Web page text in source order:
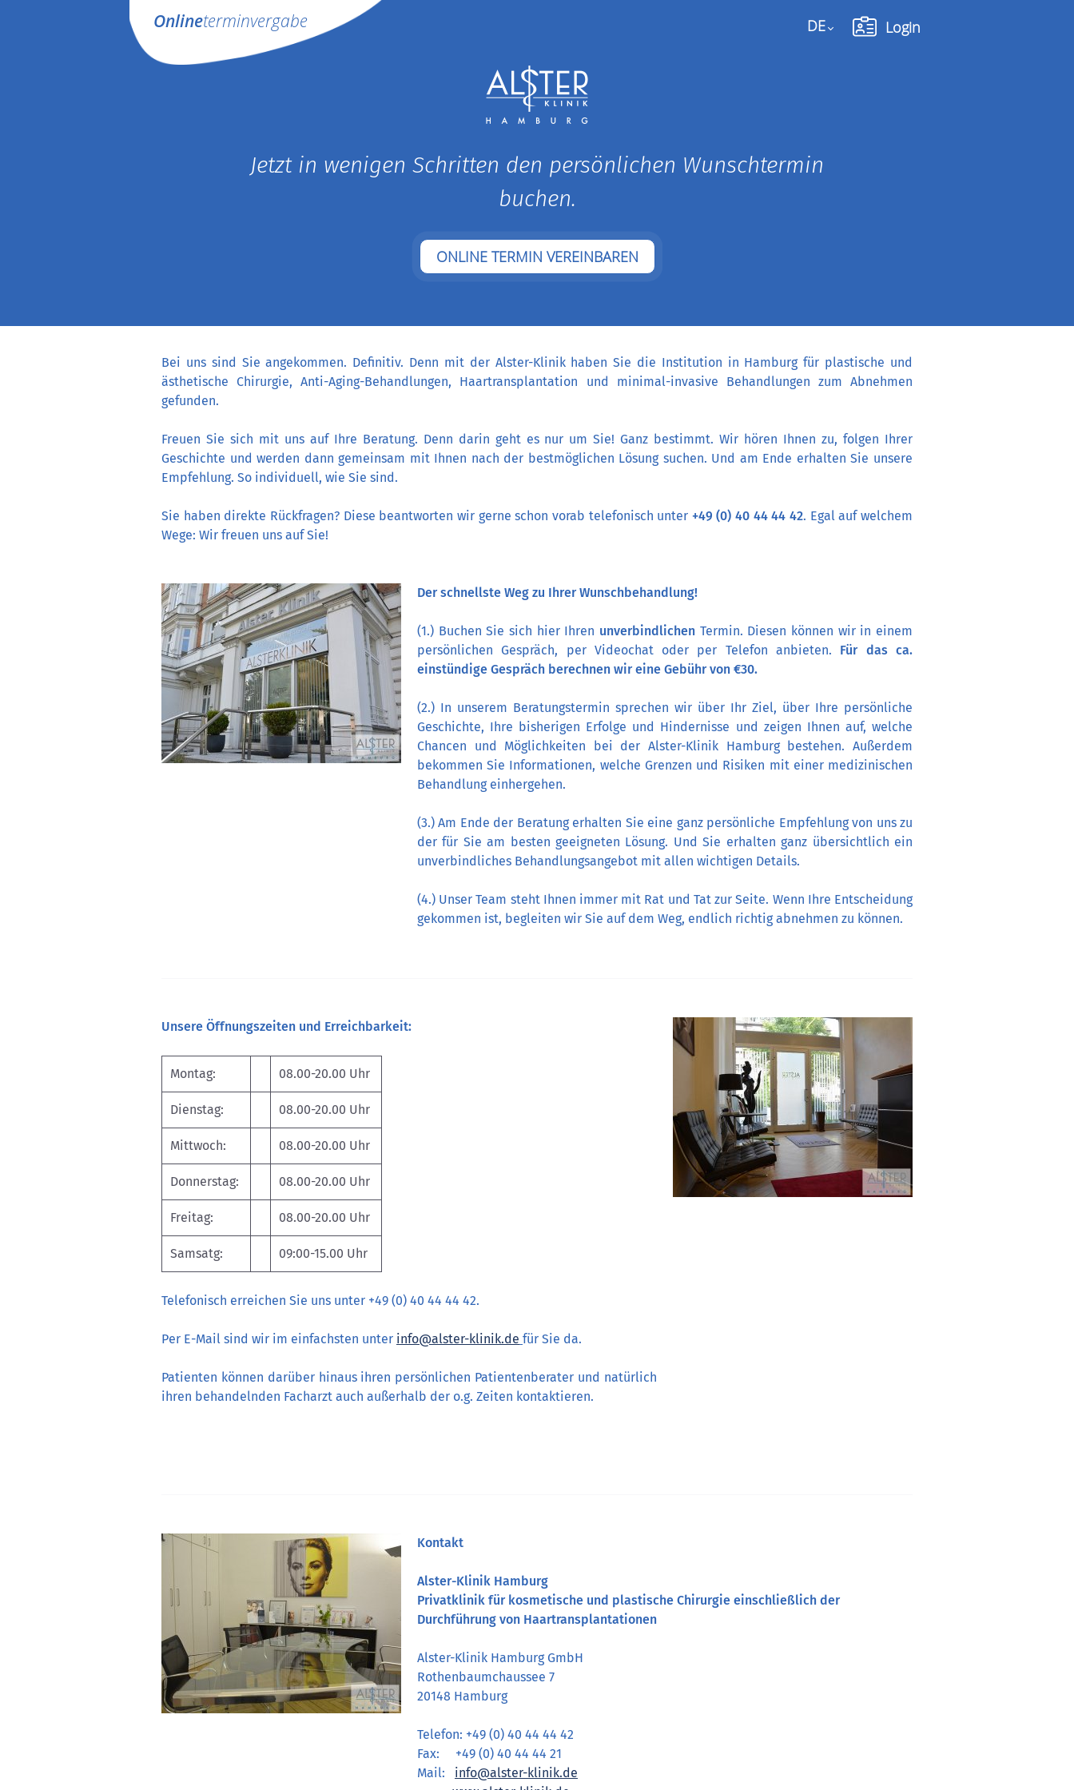
Onlineterminvergabe
Jetzt in wenigen Schritten den persönlichen Wunschtermin
buchen.
ONLINE TERMIN VEREINBAREN
DE LanguageLogin
Bei uns sind Sie angekommen. Definitiv. Denn mit der Alster-Klinik haben Sie die Institution in Hamburg für plastische und
ästhetische Chirurgie, Anti-Aging-Behandlungen, Haartransplantation und minimal-invasive Behandlungen zum Abnehmen
gefunden.
Freuen Sie sich mit uns auf Ihre Beratung. Denn darin geht es nur um Sie! Ganz bestimmt. Wir hören Ihnen zu, folgen Ihrer
Geschichte und werden dann gemeinsam mit Ihnen nach der bestmöglichen Lösung suchen. Und am Ende erhalten Sie unsere
Empfehlung. So individuell, wie Sie sind.
Sie haben direkte Rückfragen? Diese beantworten wir gerne schon vorab telefonisch unter +49 (0) 40 44 44 42. Egal auf welchem
Wege: Wir freuen uns auf Sie!
Der schnellste Weg zu Ihrer Wunschbehandlung!
(1.) Buchen Sie sich hier Ihren unverbindlichen Termin. Diesen können wir in einem
persönlichen Gespräch, per Videochat oder per Telefon anbieten. Für das ca.
einstündige Gespräch berechnen wir eine Gebühr von €30.
(2.) In unserem Beratungstermin sprechen wir über Ihr Ziel, über Ihre persönliche
Geschichte, Ihre bisherigen Erfolge und Hindernisse und zeigen Ihnen auf, welche
Chancen und Möglichkeiten bei der Alster-Klinik Hamburg bestehen. Außerdem
bekommen Sie Informationen, welche Grenzen und Risiken mit einer medizinischen
Behandlung einhergehen.
(3.) Am Ende der Beratung erhalten Sie eine ganz persönliche Empfehlung von uns zu
der für Sie am besten geeigneten Lösung. Und Sie erhalten ganz übersichtlich ein
unverbindliches Behandlungsangebot mit allen wichtigen Details.
(4.) Unser Team steht Ihnen immer mit Rat und Tat zur Seite. Wenn Ihre Entscheidung
gekommen ist, begleiten wir Sie auf dem Weg, endlich richtig abnehmen zu können.
Unsere Öffnungszeiten und Erreichbarkeit:
Montag: 08.00-20.00 Uhr
Dienstag: 08.00-20.00 Uhr
Mittwoch: 08.00-20.00 Uhr
Donnerstag: 08.00-20.00 Uhr
Freitag: 08.00-20.00 Uhr
Samsatg: 09:00-15.00 Uhr
Telefonisch erreichen Sie uns unter +49 (0) 40 44 44 42.
Per E-Mail sind wir im einfachsten unter info@alster-klinik.de für Sie da.
Patienten können darüber hinaus ihren persönlichen Patientenberater und natürlich
ihren behandelnden Facharzt auch außerhalb der o.g. Zeiten kontaktieren.
Kontakt
Alster-Klinik Hamburg
Privatklinik für kosmetische und plastische Chirurgie einschließlich der
Durchführung von Haartransplantationen
Alster-Klinik Hamburg GmbH
Rothenbaumchaussee 7
20148 Hamburg
Telefon: +49 (0) 40 44 44 42
Fax: +49 (0) 40 44 44 21
Mail: info@alster-klinik.de